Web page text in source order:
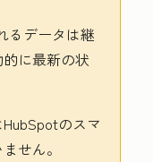
るデータは継
に最新の状
のスマ
せん。